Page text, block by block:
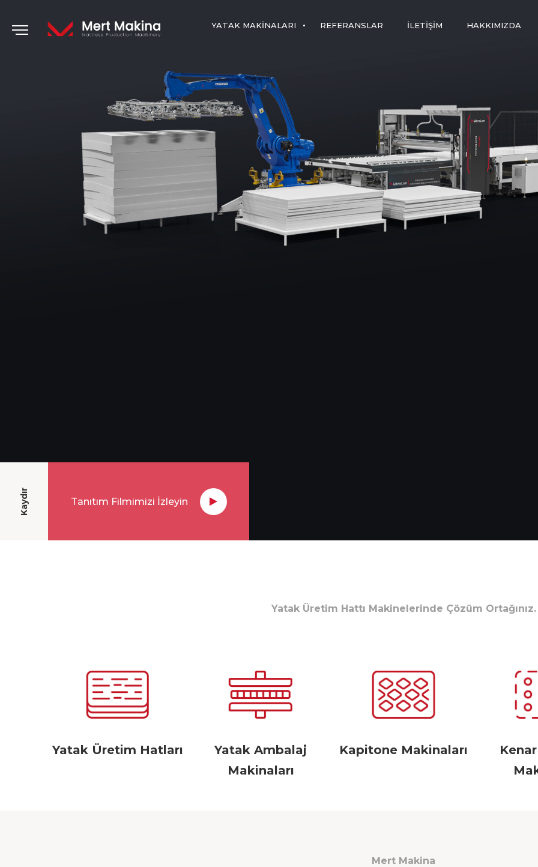
YATAK MAKINALARI REFERANSLAR İLETIŞIM HAKKIMIZDA
Kaydır Tanıtım Filmimizi İzleyin
Yatak Üretim Hattı Makinelerinde Çözüm Ortağınız.
Yatak Üretim Hatları
Yatak Ambalaj
Makinaları
Kapitone Makinaları
Mert Makina